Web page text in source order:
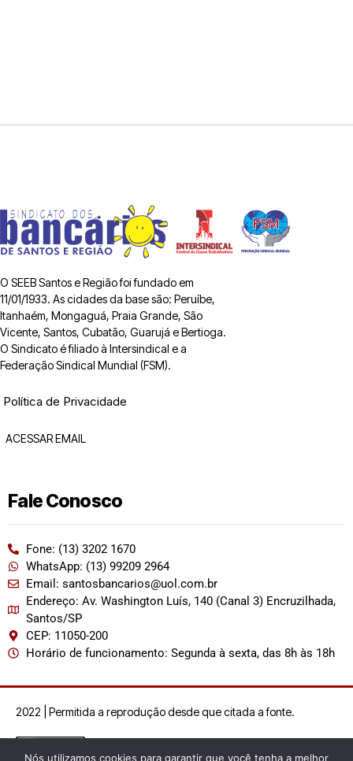
O SEEB Santos e Região foi fundado em
11/01/1933. As cidades da base são: Peruíbe,
Itanhaém, Mongaguá, Praia Grande, São
Vicente, Santos, Cubatão, Guarujá e Bertioga.
O Sindicato é filiado à Intersindical e a
Federação Sindical Mundial (FSM).
Política de Privacidade
ACESSAR EMAIL
Fale Conosco
Fone: (13) 3202 1670
WhatsApp: (13) 99209 2964
Email: santosbancarios@uol.com.br
Endereço: Av. Washington Luís, 140 (Canal 3) Encruzilhada,
Santos/SP
CEP: 11050-200
Horário de funcionamento: Segunda à sexta, das 8h às 18h
2022 | Permitida a reprodução desde que citada a fonte.
Nós utilizamos cookies para garantir que você tenha a melhor